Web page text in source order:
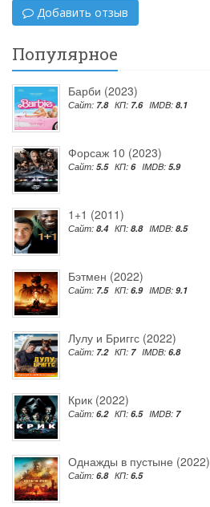
Добавить отзыв
Популярное
Барби (2023)
Сайт: 7.8 КП: 7.6 IMDB: 8.1
Форсаж 10 (2023)
Сайт: 5.5 КП: 6 IMDB: 5.9
1+1 (2011)
Сайт: 8.4 КП: 8.8 IMDB: 8.5
Бэтмен (2022)
Сайт: 7.5 КП: 6.9 IMDB: 9.1
Лулу и Бриггс (2022)
Сайт: 7.2 КП: 7 IMDB: 6.8
Крик (2022)
Сайт: 6.2 КП: 6.5 IMDB: 7
Однажды в пустыне (2022)
Сайт: 6.8 КП: 6.5